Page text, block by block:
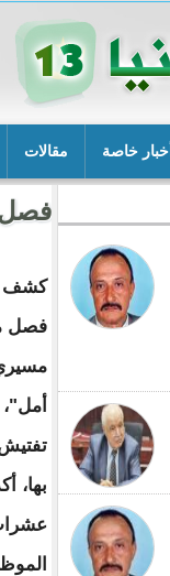
أخبار خاصة مقالات
كشف
فصل
بها،